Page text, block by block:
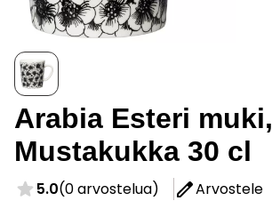
Arabia Esteri muki,
Mustakukka 30 cl
5.0(0 arvostelua) Arvostele